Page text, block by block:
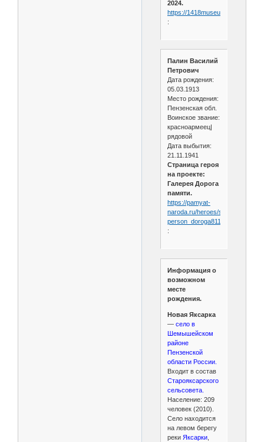
2024.
https://1418museum.ru/heroes/
:
Палин Василий
Петрович
Дата рождения:
05.03.1913
Место рождения:
Пензенская обл.
Воинское звание:
красноармеец|
рядовой
Дата выбытия:
21.11.1941
Страница героя
на проекте:
Галерея Дорога
памяти.
https://pamyat-
naroda.ru/heroes/sm-
person_doroga811087
:
Информация о
возможном
месте
рождения.
Новая Яксарка
—село в
Шемышейском
районе
Пензенской
области России.
Входит в состав
Старояксарского
сельсовета.
Население: 209
человек (2010).
Село находится
на левом берегу
реки Яксарки,